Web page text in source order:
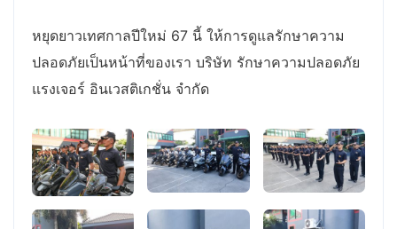
หยุดยาวเทศกาลปีใหม่ 67 นี้ ให้การดูแลรักษาความ
ปลอดภัยเป็นหน้าที่ของเรา บริษัท รักษาความปลอดภัย
แรงเจอร์ อินเวสติเกชั่น จำกัด